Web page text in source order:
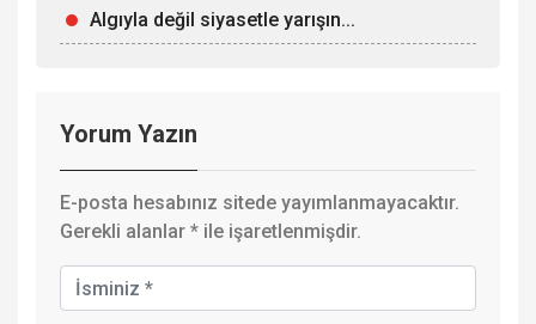
Algıyla değil siyasetle yarışın...
Yorum Yazın
E-posta hesabınız sitede yayımlanmayacaktır.
Gerekli alanlar * ile işaretlenmişdir.